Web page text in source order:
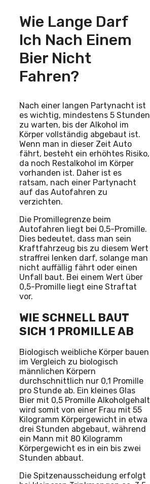
Wie Lange Darf
Ich Nach Einem
Bier Nicht
Fahren?
Nach einer langen Partynacht ist
es wichtig, mindestens 5 Stunden
zu warten, bis der Alkohol im
Körper vollständig abgebaut ist.
Wenn man in dieser Zeit Auto
fährt, besteht ein erhöhtes Risiko,
da noch Restalkohol im Körper
vorhanden ist. Daher ist es
ratsam, nach einer Partynacht
auf das Autofahren zu
verzichten.
Die Promillegrenze beim
Autofahren liegt bei 0,5-Promille.
Dies bedeutet, dass man sein
Kraftfahrzeug bis zu diesem Wert
straffrei lenken darf, solange man
nicht auffällig fährt oder einen
Unfall baut. Bei einem Wert über
0,5-Promille liegt eine Straftat
vor.
WIE SCHNELL BAUT
SICH 1 PROMILLE AB
Biologisch weibliche Körper bauen
im Vergleich zu biologisch
männlichen Körpern
durchschnittlich nur 0,1 Promille
pro Stunde ab. Ein kleines Glas
Bier mit 0,5 Promille Alkoholgehalt
wird somit von einer Frau mit 55
Kilogramm Körpergewicht in etwa
drei Stunden abgebaut, während
ein Mann mit 80 Kilogramm
Körpergewicht es in ein bis zwei
Stunden abbaut.
Die Spitzenausscheidung erfolgt